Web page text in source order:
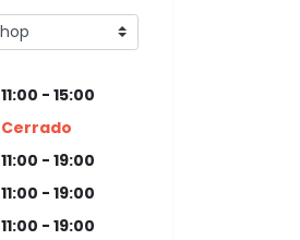
11:00 - 15:00
Cerrado
11:00 - 19:00
11:00 - 19:00
11:00 - 19:00